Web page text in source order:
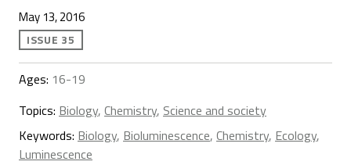
May 13, 2016
ISSUE 35
Ages: 16-19
Topics: Biology, Chemistry, Science and society
Keywords: Biology, Bioluminescence, Chemistry, Ecology,
Luminescence